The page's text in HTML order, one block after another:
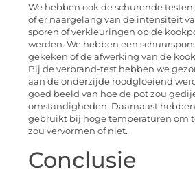
We hebben ook de schurende
of er naargelang van de intensiteit
sporen of verkleuringen op de
werden. We hebben een
gekeken of de afwerking van de
Bij de verbrand-test hebben we
aan de onderzijde roodgloeiend
goed beeld van hoe de pot zou
omstandigheden. Daarnaast
gebruikt bij hoge temperaturen om
zou vervormen of niet.
Conclusie